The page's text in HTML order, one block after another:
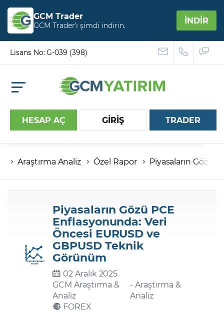
GCM Trader
GCM Trader’ı şimdi indirin. İNDİR
Lisans No: G-039 (398)
HESAP AÇ GİRİŞ
Hesap numaranız
Şifreniz
Şifremi Unuttum
TRADER
Araştırma Analiz Özel Rapor Piyasaların Gözü
Piyasaların Gözü PCE
Enflasyonunda: Veri
Öncesi EURUSD ve
GBPUSD Teknik
Görünüm
02 Aralık 2025
GCM Araştırma &
Analiz
- Araştırma &
Analiz
FOREX